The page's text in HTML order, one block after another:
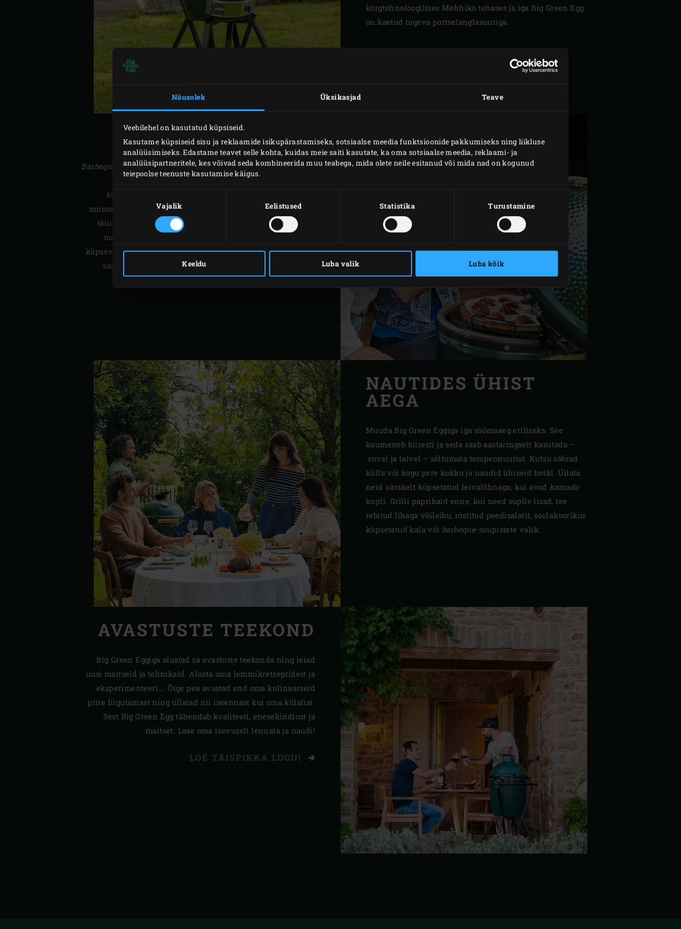
Nõusolek Üksikasjad Teave
Veebilehel on kasutatud küpsiseid.
Kasutame küpsiseid sisu ja reklaamide isikupärastamiseks, sotsiaalse meedia funktsioonide pakkumiseks ning liikluse
analüüsimiseks. Edastame teavet selle kohta, kuidas meie saiti kasutate, ka oma sotsiaalse meedia, reklaami- ja
analüüsipartneritele, kes võivad seda kombineerida muu teabega, mida olete neile esitanud või mida nad on kogunud
teiepoolse teenuste kasutamise käigus.
Nõusoleku
Vajalik Eelistused Statistika Turustamine
Keeldu Luba valik Luba kõik
kõrgtehnoloogilises Mehhiko tehases ja iga Big Green Egg
on kaetud tugeva portselanglasuuriga.
ERILISED HETKED
Barbeque
’st sai väline söögitegemise viis ja samal ajal vallutas
Big Green Egg ka Euroopa. Hõõguvate süte maagia,
küpsetamise lihtsus, täpselt kontrollitud temperatuur ja
mitmed võimalikud kokkamisviisid teevad Big Green Eggist
täiusliku õueköögi. Ükskõik, kas sa küpsetad pitsat, grillid
mahlast steiki, teed kohevaid pannkooke või teed pikalt
küpsevat hautist – tooraine, mis valmistatud Big Green Eggis
saab endale erilise maitsenüansi, mis ei väsi üllatamast.
NAUTIDES ÜHIST
AEGA
Muuda Big Green Eggiga iga söömaaeg eriliseks. See
kuumeneb kiiresti ja seda saab aastaringselt kasutada –
suvel ja talvel – sõltumata temperatuurist. Kutsu sõbrad
külla või kogu pere kokku ja naudid ühiseid hetki. Üllata
neid värskelt küpsetatud leivalõhnaga, kui avad kamado
kupli. Grilli paprikaid enne, kui need supile lisad, tee
rebitud lihaga võileibu, röstitud peedisalatit, soolakoorikus
küpsetatud kala või barbeque-suupistete valik.
AVASTUSTE TEEKOND
Big Green Eggiga alustad sa avastuste teekonda ning leiad
uusi maitseid ja tehnikaid. Alusta oma lemmikretseptidest ja
eksperimenteeri…. Õige pea avastad end oma kulinaarseid
piire liigutamast ning üllatad nii iseennast kui oma külalisi.
Sest Big Green Egg tähendab kvaliteeti, enesekindlust ja
maitset. Lase oma loovuselt lennata ja naudi!
LOE TÄISPIKKA LUGU!